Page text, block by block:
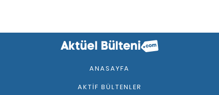
ANASAYFA
AKTIF BÜLTENLER